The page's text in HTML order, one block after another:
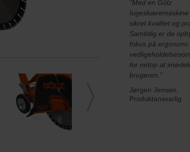
"Med en Gölz
fugeskæremaskine
sikret kvalitet og
Samtidig er de
fokus på ergonomi
for netop at
brugeren."
Jørgen Jensen,
Produktansvarlig